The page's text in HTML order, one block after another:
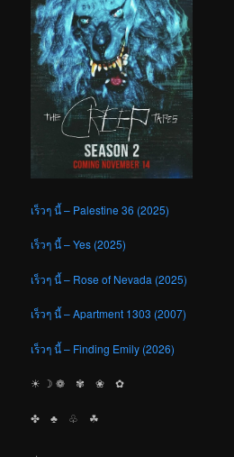
เร็วๆ นี้ – Palestine 36 (2025)
เร็วๆ นี้ – Yes (2025)
เร็วๆ นี้ – Rose of Nevada (2025)
เร็วๆ นี้ – Apartment 1303 (2007)
เร็วๆ นี้ – Finding Emily (2026)
☀︎ ☽ ❁ ✾ ❀ ✿
✤ ♣︎ ♧ ☘︎